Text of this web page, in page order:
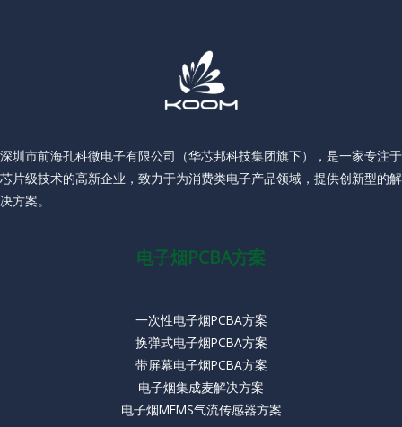
深圳市前海孔科微电子有限公司（华芯邦科技集团旗下），是一家专注于
芯片级技术的高新企业，致力于为消费类电子产品领域，提供创新型的解
决方案。
电子烟PCBA方案
一次性电子烟PCBA方案
换弹式电子烟PCBA方案
带屏幕电子烟PCBA方案
电子烟集成麦解决方案
电子烟MEMS气流传感器方案